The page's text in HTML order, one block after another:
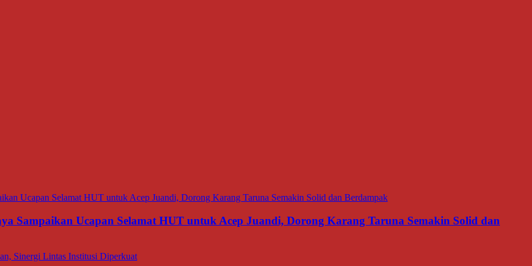
Sampaikan Ucapan Selamat HUT untuk Acep Juandi, Dorong Karang Taruna Semakin Solid dan